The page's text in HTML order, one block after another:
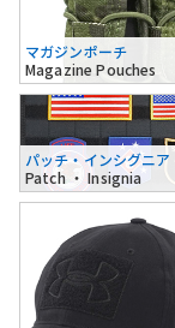
マガジンポーチ
Magazine Pouches
パッチ・インシグニア
Patch ・ Insignia